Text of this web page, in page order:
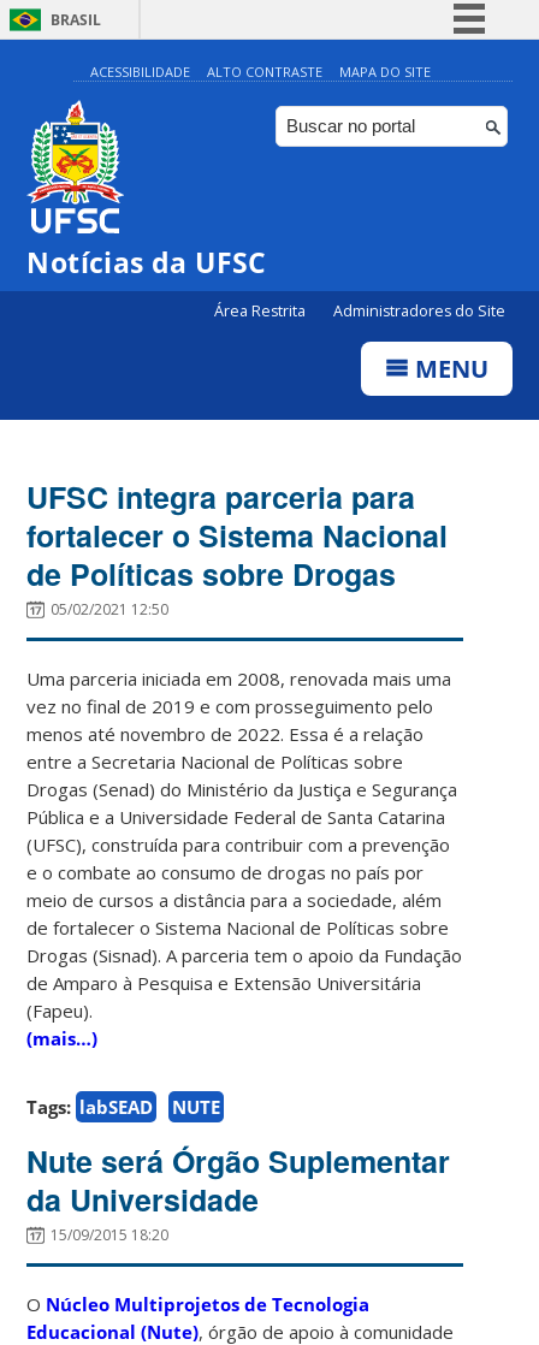
BRASIL
Simplifique!
Comunica BR
Participe
ACESSIBILIDADE ALTO CONTRASTE MAPA DO SITE
Notícias da UFSC
Área Restrita Administradores do Site
MENU
UFSC integra parceria para
fortalecer o Sistema Nacional
de Políticas sobre Drogas
05/02/2021 12:50
Uma parceria iniciada em 2008, renovada mais uma
vez no final de 2019 e com prosseguimento pelo
menos até novembro de 2022. Essa é a relação
entre a Secretaria Nacional de Políticas sobre
Drogas (Senad) do Ministério da Justiça e Segurança
Pública e a Universidade Federal de Santa Catarina
(UFSC), construída para contribuir com a prevenção
e o combate ao consumo de drogas no país por
meio de cursos a distância para a sociedade, além
de fortalecer o Sistema Nacional de Políticas sobre
Drogas (Sisnad). A parceria tem o apoio da Fundação
de Amparo à Pesquisa e Extensão Universitária
(Fapeu).
(mais…)
Tags: labSEAD NUTE
Nute será Órgão Suplementar
da Universidade
15/09/2015 18:20
O Núcleo Multiprojetos de Tecnologia
Educacional (Nute), órgão de apoio à comunidade